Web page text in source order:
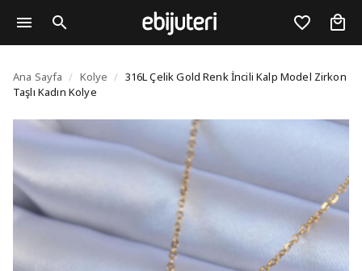
316L Çelik Gold Renk
Ana Sayfa / Kolye / 316L Çelik Gold Renk İncili Kalp Model Zirkon
Taşlı Kadın Kolye